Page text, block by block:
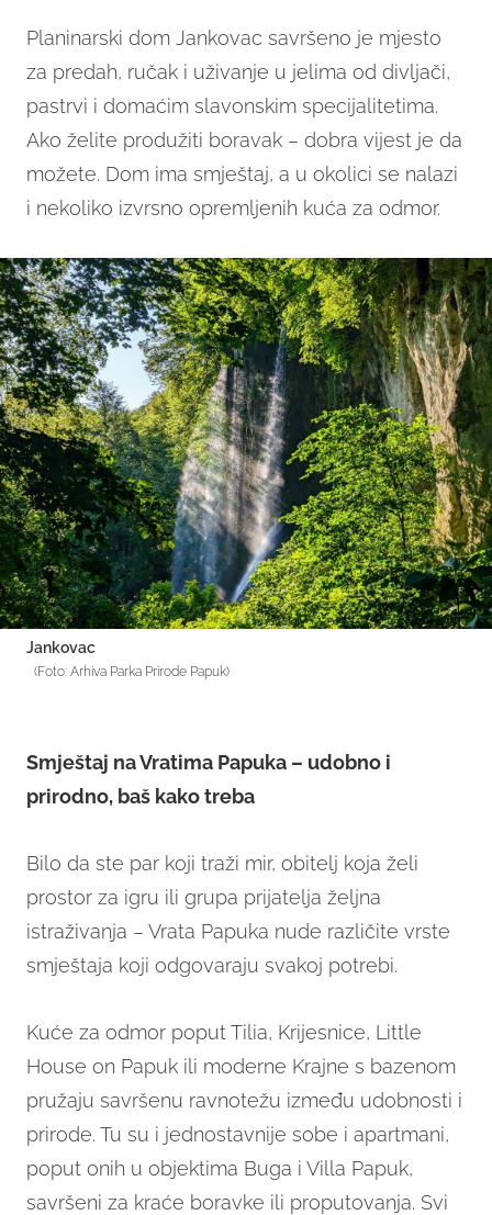
Planinarski dom Jankovac savršeno je mjesto
za predah, ručak i uživanje u jelima od divljači,
pastrvi i domaćim slavonskim specijalitetima.
Ako želite produžiti boravak – dobra vijest je da
možete. Dom ima smještaj, a u okolici se nalazi
i nekoliko izvrsno opremljenih kuća za odmor.
Jankovac
(Foto: Arhiva Parka Prirode Papuk)
Smještaj na Vratima Papuka – udobno i
prirodno, baš kako treba
Bilo da ste par koji traži mir, obitelj koja želi
prostor za igru ili grupa prijatelja željna
istraživanja – Vrata Papuka nude različite vrste
smještaja koji odgovaraju svakoj potrebi.
Kuće za odmor poput Tilia, Krijesnice, Little
House on Papuk ili moderne Krajne s bazenom
pružaju savršenu ravnotežu između udobnosti i
prirode. Tu su i jednostavnije sobe i apartmani,
poput onih u objektima Buga i Villa Papuk,
savršeni za kraće boravke ili proputovanja. Svi